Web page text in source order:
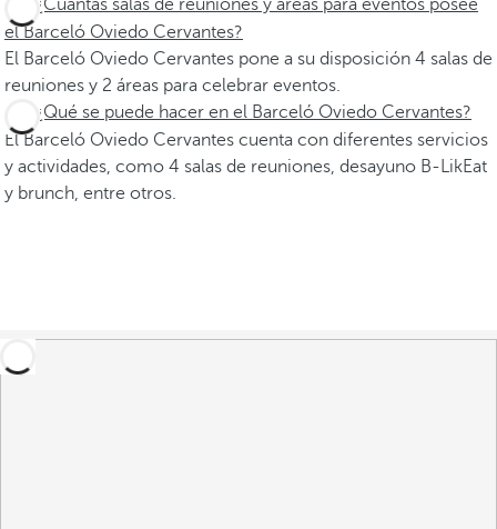
¿Cuántas salas de reuniones y áreas para eventos posee
el Barceló Oviedo Cervantes?
El Barceló Oviedo Cervantes pone a su disposición 4 salas de
reuniones y 2 áreas para celebrar eventos.
¿Qué se puede hacer en el Barceló Oviedo Cervantes?
El Barceló Oviedo Cervantes cuenta con diferentes servicios
y actividades, como 4 salas de reuniones, desayuno B-LikEat
y brunch, entre otros.